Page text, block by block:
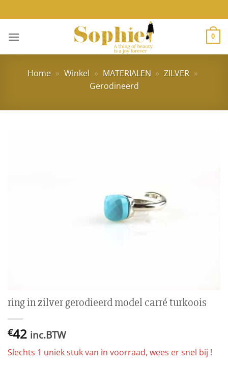
naar
inhoud
0
Home » Winkel » MATERIALEN » ZILVER »
Gerodineerd
ring in zilver gerodieerd model carré turkoois
€42 inc.BTW
Slechts 1 uniek stuk van in voorraad, wees er snel bij !